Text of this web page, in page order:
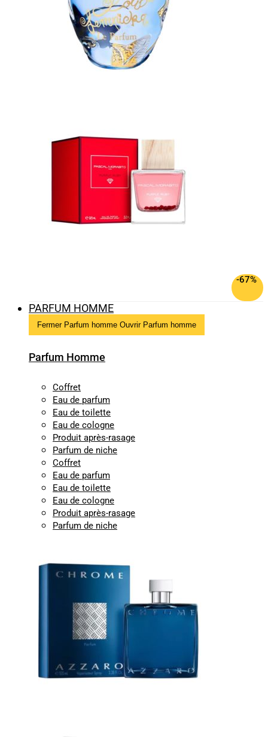
-67%
PARFUM HOMME
Fermer Parfum homme Ouvrir Parfum homme
Parfum Homme
Coffret
Eau de parfum
Eau de toilette
Eau de cologne
Produit après-rasage
Parfum de niche
Coffret
Eau de parfum
Eau de toilette
Eau de cologne
Produit après-rasage
Parfum de niche